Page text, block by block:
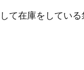
て在庫をしている